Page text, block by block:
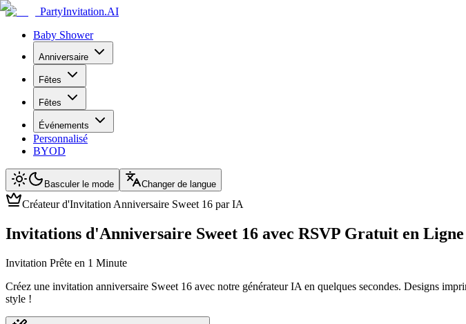
PartyInvitation.AI
Baby Shower
Anniversaire
Fêtes
Fêtes
Événements
Personnalisé
BYOD
Basculer le mode Changer de langue
Créateur d'Invitation Anniversaire Sweet 16 par IA
Invitations d'Anniversaire Sweet 16 avec RSVP Gratuit en Ligne
Invitation Prête en 1 Minute
Créez une invitation anniversaire Sweet 16 avec notre générateur IA en quelques secondes. Designs
style !